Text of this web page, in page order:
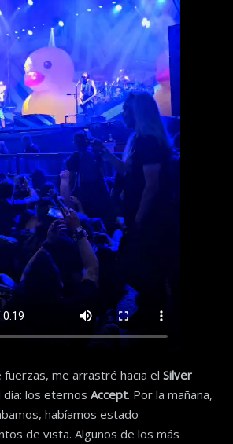
me arrastré hacia el Silver
los eternos Accept. Por la mañana,
habíamos estado
de vista. Algunos de los más